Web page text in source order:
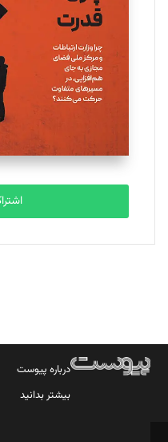
درباره پیوست
بیشتر بدانید